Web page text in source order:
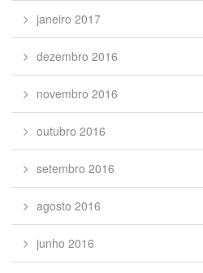
janeiro 2017
dezembro 2016
novembro 2016
outubro 2016
setembro 2016
agosto 2016
junho 2016